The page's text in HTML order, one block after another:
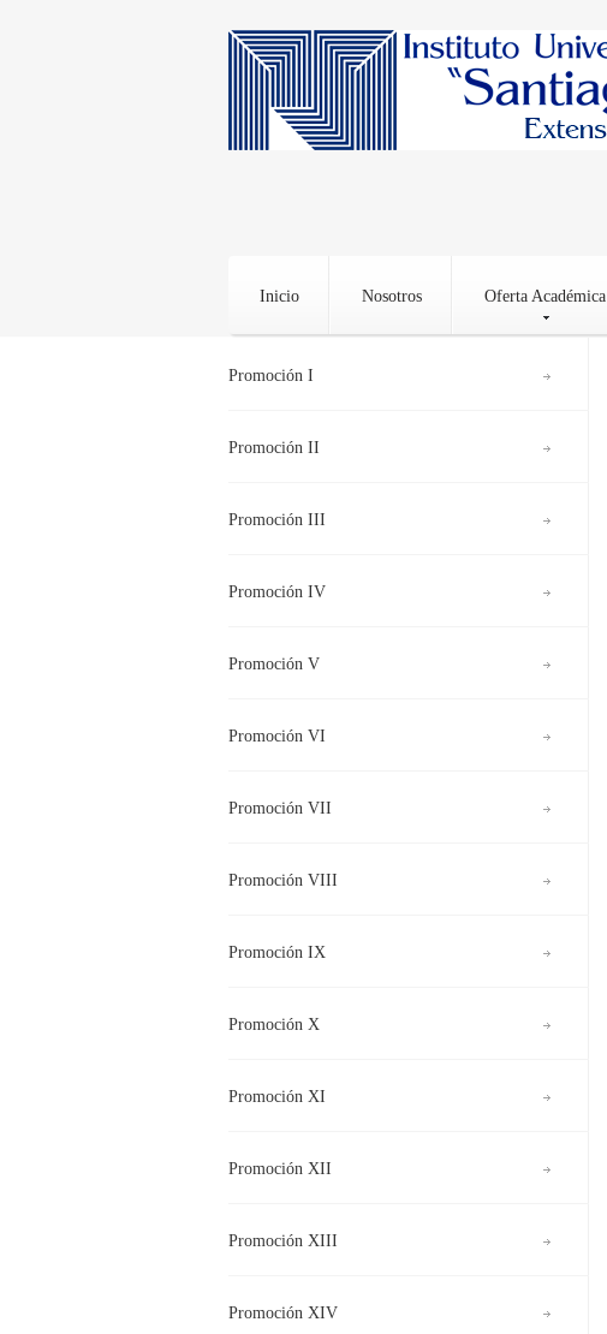
Inicio Nosotros Oferta Académica
Promoción I
Promoción II
Promoción III
Promoción IV
Promoción V
Promoción VI
Promoción VII
Promoción VIII
Promoción IX
Promoción X
Promoción XI
Promoción XII
Promoción XIII
Promoción XIV